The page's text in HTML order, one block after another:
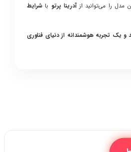
مدل را می‌توانید ازآدرینا پرتو با شرایط
و یک تجربه هوشمندانه از دنیای فناوری